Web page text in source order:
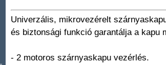
Univerzális, mikrovezérelt
és biztonsági funkció garantálja a kapu
- 2 motoros szárnyaskapu vezérlés.